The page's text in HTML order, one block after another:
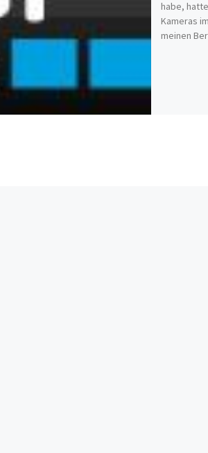
habe,
Kameras
meinen